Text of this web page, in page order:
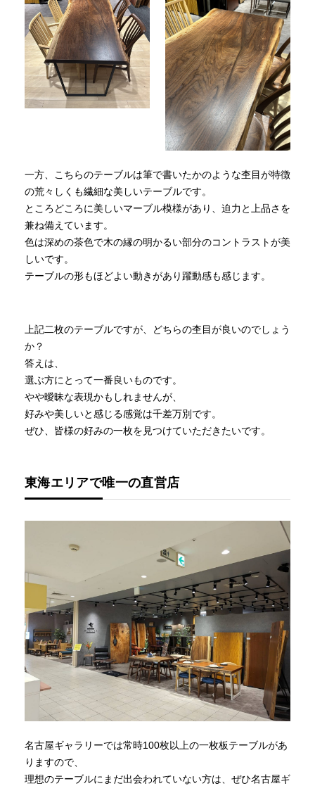
一方、こちらのテーブルは筆で書いたかのような杢目が特徴
の荒々しくも繊細な美しいテーブルです。
ところどころに美しいマーブル模様があり、迫力と上品さを
兼ね備えています。
色は深めの茶色で木の縁の明かるい部分のコントラストが美
しいです。
テーブルの形もほどよい動きがあり躍動感も感じます。
上記二枚のテーブルですが、どちらの杢目が良いのでしょう
か？
答えは、
選ぶ方にとって一番良いものです。
やや曖昧な表現かもしれませんが、
好みや美しいと感じる感覚は千差万別です。
ぜひ、皆様の好みの一枚を見つけていただきたいです。
東海エリアで唯一の直営店
名古屋ギャラリーでは常時100枚以上の一枚板テーブルがあ
りますので、
理想のテーブルにまだ出会われていない方は、ぜひ名古屋ギ